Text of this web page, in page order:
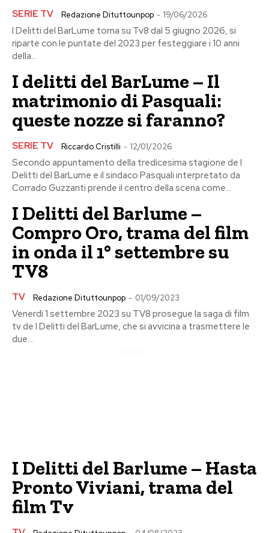
SERIE TV Redazione Dituttounpop - 19/06/2026
I Delitti del BarLume torna su Tv8 dal 5 giugno 2026, si
riparte con le puntate del 2023 per festeggiare i 10 anni
della...
I delitti del BarLume – Il
matrimonio di Pasquali:
queste nozze si faranno?
SERIE TV Riccardo Cristilli - 12/01/2026
Secondo appuntamento della tredicesima stagione de I
Delitti del BarLume e il sindaco Pasquali interpretato da
Corrado Guzzanti prende il centro della scena come...
I Delitti del Barlume –
Compro Oro, trama del film
in onda il 1° settembre su
TV8
TV Redazione Dituttounpop - 01/09/2023
Venerdì 1 settembre 2023 su TV8 prosegue la saga di film
tv de I Delitti del BarLume, che si avvicina a trasmettere le
due...
I Delitti del Barlume – Hasta
Pronto Viviani, trama del
film Tv